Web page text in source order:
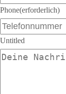
Phone(erforderlich)
Untitled